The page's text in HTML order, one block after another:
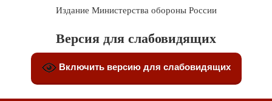
Издание Министерства обороны России
Версия для слабовидящих
Включить версию для слабовидящих